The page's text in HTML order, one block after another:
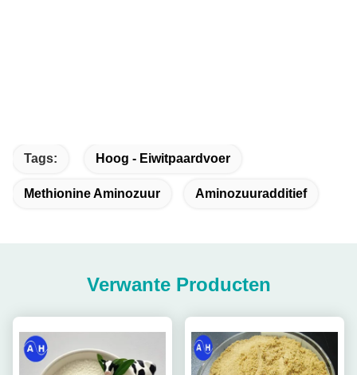
Tags: Hoog - Eiwitpaardvoer
Methionine Aminozuur Aminozuuradditief
Verwante Producten